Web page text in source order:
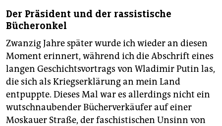
Der Präsident und der rassistische
Bücheronkel
Zwanzig Jahre später wurde ich wieder an diesen
Moment erinnert, während ich die Abschrift eines
langen Geschichtsvortrags von Wladimir Putin las,
die sich als Kriegserklärung an mein Land
entpuppte. Dieses Mal war es allerdings nicht ein
wutschnaubender Bücherverkäufer auf einer
Moskauer Straße, der faschistischen Unsinn von